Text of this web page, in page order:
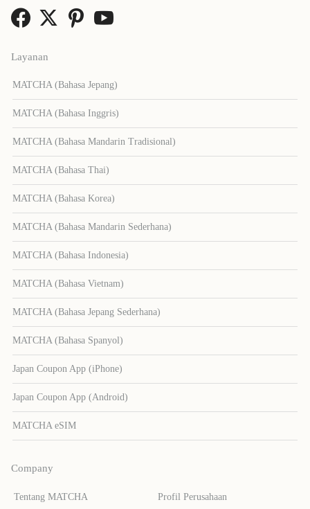
Layanan
MATCHA (Bahasa Jepang)
MATCHA (Bahasa Inggris)
MATCHA (Bahasa Mandarin Tradisional)
MATCHA (Bahasa Thai)
MATCHA (Bahasa Korea)
MATCHA (Bahasa Mandarin Sederhana)
MATCHA (Bahasa Indonesia)
MATCHA (Bahasa Vietnam)
MATCHA (Bahasa Jepang Sederhana)
MATCHA (Bahasa Spanyol)
Japan Coupon App (iPhone)
Japan Coupon App (Android)
MATCHA eSIM
Company
Tentang MATCHA Profil Perusahaan